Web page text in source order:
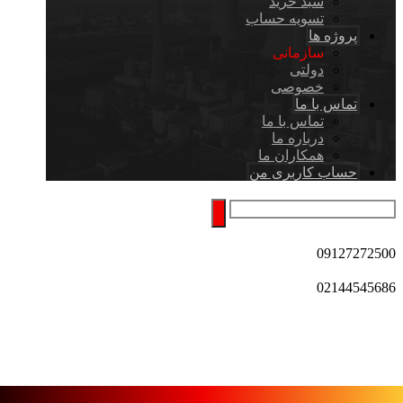
تسویه حساب
پروژه ها
سازمانی
دولتی
خصوصی
تماس با ما
تماس با ما
درباره ما
همکاران ما
حساب کاربری من
09127272500
02144545686